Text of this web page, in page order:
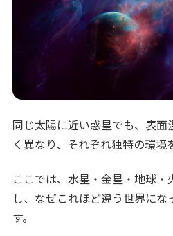
同じ太陽に近い惑星でも、表面
く異なり、それぞれ独特の環境
ここでは、水星・金星・地球
し、なぜこれほど違う世界にな
す。